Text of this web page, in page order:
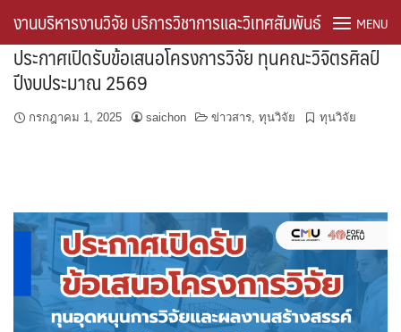
content
About the Journal
Frontpage of research
Journal Information
Sample Page
Timeline
งานบริหารงานวิจัย บริการวิชาการและวิเทศสัมพันธ์ MENU
ประกาศเปิดรับข้อเสนอโครงการวิจัย ทุนคณะวิจิตรศิลป์
ปีงบประมาณ 2569
กรกฎาคม 1, 2025 saichon ข่าวสาร, ทุนวิจัย ทุนวิจัย